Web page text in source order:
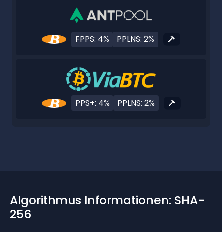
FPPS: 4% PPLNS: 2%
PPS+: 4% PPLNS: 2%
Algorithmus Informationen: SHA-
256